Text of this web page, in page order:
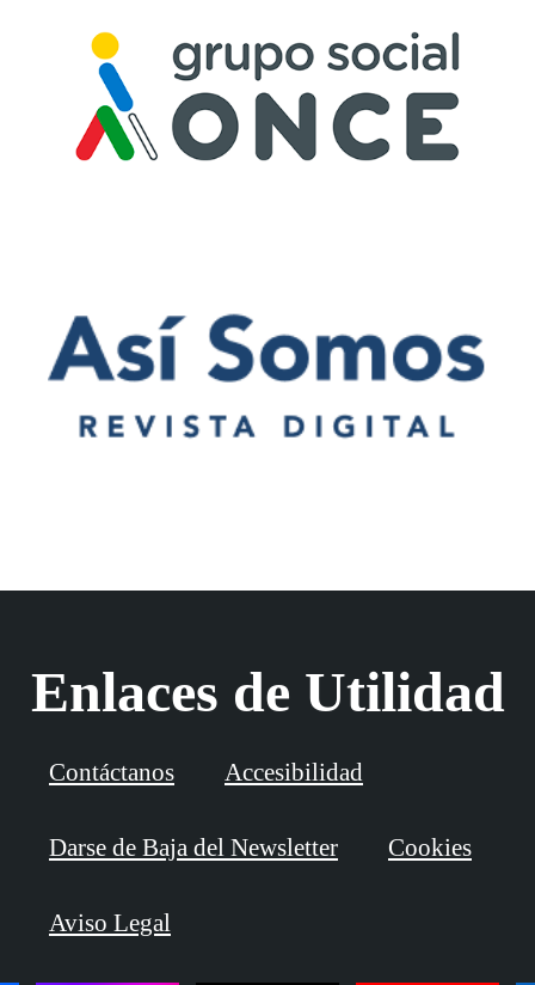
Enlaces de Utilidad
Contáctanos Accesibilidad
Darse de Baja del Newsletter Cookies
Aviso Legal